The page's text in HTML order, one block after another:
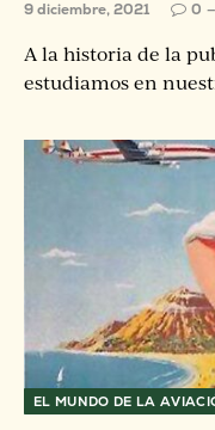
9 diciembre, 2021 0
A la historia de la
estudiamos en
EL MUNDO DE LA